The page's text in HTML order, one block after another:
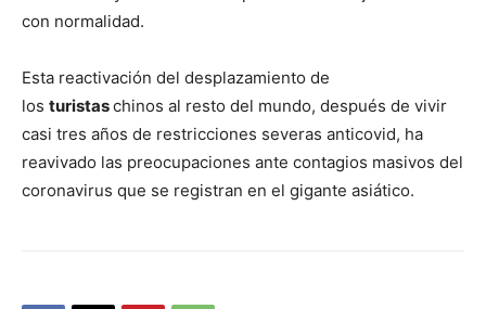
con normalidad.
Esta reactivación del desplazamiento de
los turistaschinos al resto del mundo, después de vivir
casi tres años de restricciones severas anticovid, ha
reavivado las preocupaciones ante contagios masivos del
coronavirus que se registran en el gigante asiático.